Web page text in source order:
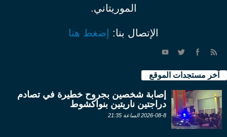
الموريتاني.
الإتصال بنا: إضغط هنا
آخر مستجدات الموقع
إصابة شخصين بجروح خطيرة في تصادم
دراجتين ناريتين بنواكشوط
2026-08-8 الساعة 21:35